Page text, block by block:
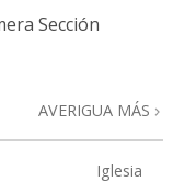
Sección
AVERIGUA MÁS
Iglesia